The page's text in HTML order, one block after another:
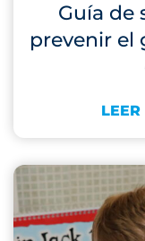
Guía de
prevenir el